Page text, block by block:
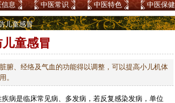
信息 中医常识 中医特色 中医保健
儿童感冒
童感冒
腑、经络及气血的功能得以调整，可以提高小儿机体
。
病是临床常见病、多发病，若反复感染发病，单位